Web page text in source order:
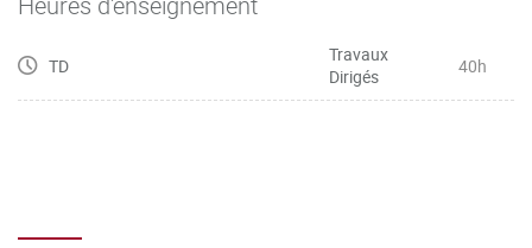
TD
Travaux
Dirigés
40h